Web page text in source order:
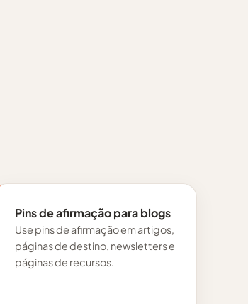
Pins de afirmação para blogs
Use pins de afirmação em artigos,
páginas de destino, newsletters e
páginas de recursos.